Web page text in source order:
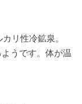
リ性冷鉱泉。
うです。体が温